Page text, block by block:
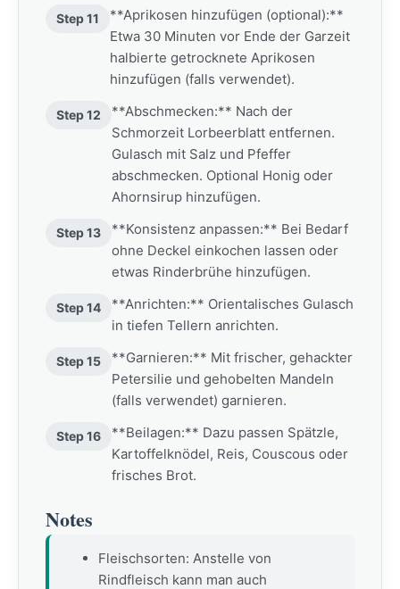
Step 11
**Aprikosen hinzufügen (optional):**
Etwa 30 Minuten vor Ende der Garzeit
halbierte getrocknete Aprikosen
hinzufügen (falls verwendet).
Step 12
**Abschmecken:** Nach der
Schmorzeit Lorbeerblatt entfernen.
Gulasch mit Salz und Pfeffer
abschmecken. Optional Honig oder
Ahornsirup hinzufügen.
Step 13
**Konsistenz anpassen:** Bei Bedarf
ohne Deckel einkochen lassen oder
etwas Rinderbrühe hinzufügen.
Step 14
**Anrichten:** Orientalisches Gulasch
in tiefen Tellern anrichten.
Step 15
**Garnieren:** Mit frischer, gehackter
Petersilie und gehobelten Mandeln
(falls verwendet) garnieren.
Step 16
**Beilagen:** Dazu passen Spätzle,
Kartoffelknödel, Reis, Couscous oder
frisches Brot.
Notes
Fleischsorten: Anstelle von
Rindfleisch kann man auch